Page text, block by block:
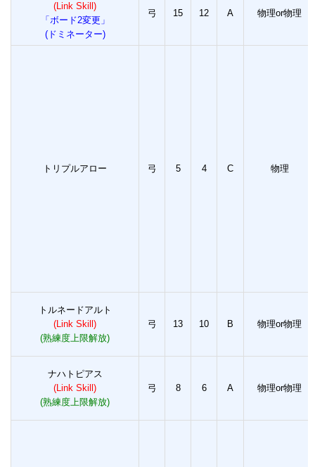
(Link Skill)
「ボード2変更」
(ドミネーター)
弓 15 12 A 物理or物理
トリプルアロー 弓 5 4 C 物理
トルネードアルト
(Link Skill)
(熟練度上限解放)
弓 13 10 B 物理or物理
ナハトピアス
(Link Skill)
(熟練度上限解放)
弓 8 6 A 物理or物理